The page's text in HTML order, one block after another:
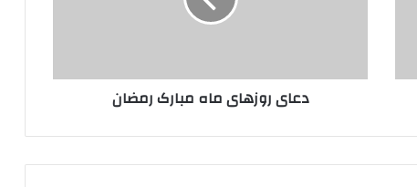
دعای روزهای ماه مبارک رمضان